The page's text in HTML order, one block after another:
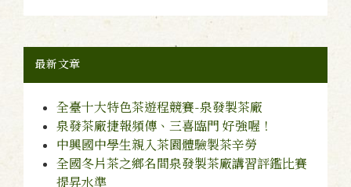
最新文章
全臺十大特色茶遊程競賽-泉發製茶廠
泉發茶廠捷報頻傳、三喜臨門 好強喔！
中興國中學生親入茶園體驗製茶辛勞
全國冬片茶之鄉名間泉發製茶廠講習評鑑比賽
提昇水準